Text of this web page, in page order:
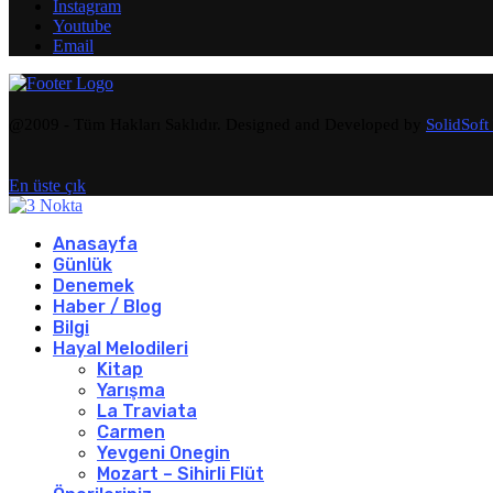
Instagram
Youtube
Email
SolidSoft
En üste çık
Anasayfa
Günlük
Denemek
Haber / Blog
Bilgi
Hayal Melodileri
Kitap
Yarışma
La Traviata
Carmen
Yevgeni Onegin
Mozart – Sihirli Flüt